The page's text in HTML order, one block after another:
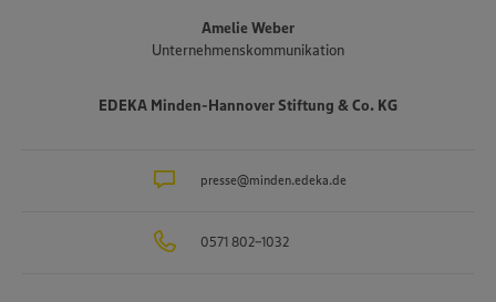
niederländischen bis an die polnische Grenze und umfasst Bremen,
Niedersachsen, einen Teil von Ostwestfalen-Lippe, Sachsen-Anhalt,
Kaufleuten. Zum Unternehmensverbund gehören mehrere
sowie das Traditionsunternehmen für Fischverarbeitung
in Sachen Nachhaltigkeit und Klimaschutz. Seit über 100 Jahren ist
verantwortungsvolles und nachhaltiges Handeln
Amelie Weber
Unternehmenskommunikation
EDEKA Minden-Hannover Stiftung & Co. KG
presse@minden.edeka.de
0571 802-1032